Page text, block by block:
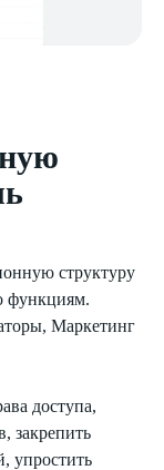
структуру
функциям.
Маркетинг
доступа,
закрепить
упростить